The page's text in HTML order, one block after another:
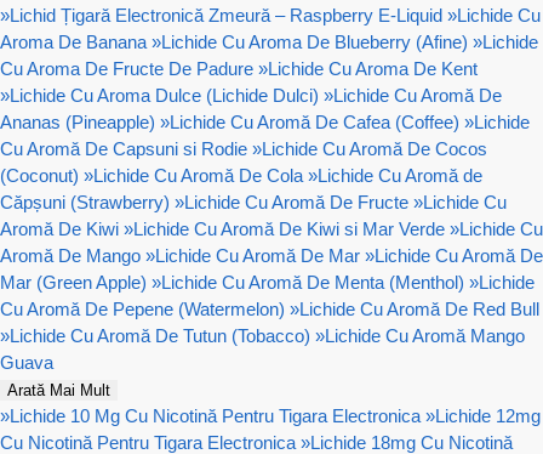
»Lichid Țigară Electronică Zmeură – Raspberry E-Liquid »Lichide Cu
Aroma De Banana »Lichide Cu Aroma De Blueberry (Afine) »Lichide
Cu Aroma De Fructe De Padure »Lichide Cu Aroma De Kent
»Lichide Cu Aroma Dulce (Lichide Dulci) »Lichide Cu Aromă De
Ananas (Pineapple) »Lichide Cu Aromă De Cafea (Coffee) »Lichide
Cu Aromă De Capsuni si Rodie »Lichide Cu Aromă De Cocos
(Coconut) »Lichide Cu Aromă De Cola »Lichide Cu Aromă de
Căpșuni (Strawberry) »Lichide Cu Aromă De Fructe »Lichide Cu
Aromă De Kiwi »Lichide Cu Aromă De Kiwi si Mar Verde »Lichide Cu
Aromă De Mango »Lichide Cu Aromă De Mar »Lichide Cu Aromă De
Mar (Green Apple) »Lichide Cu Aromă De Menta (Menthol) »Lichide
Cu Aromă De Pepene (Watermelon) »Lichide Cu Aromă De Red Bull
»Lichide Cu Aromă De Tutun (Tobacco) »Lichide Cu Aromă Mango
Guava
Arată Mai Mult
»Lichide 10 Mg Cu Nicotină Pentru Tigara Electronica »Lichide 12mg
Cu Nicotină Pentru Tigara Electronica »Lichide 18mg Cu Nicotină